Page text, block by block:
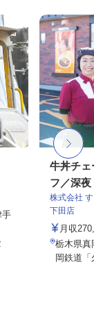
手
牛丼チェ
フ／深夜
株式会社
下田店
月収
栃木県真
岡鉄道